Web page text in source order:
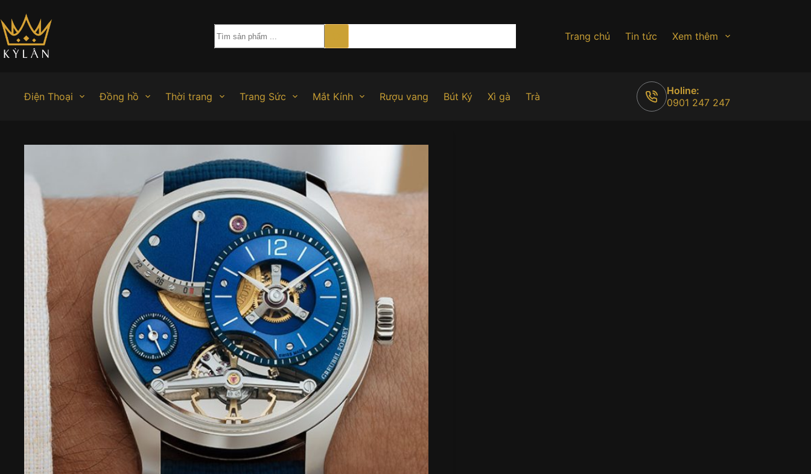
đến
phần
nội
dung
Trang chủ Tin tức Xem thêm
Điện Thoại Đồng hồ Thời trang Trang Sức Mắt Kính Rượu vang Bút Ký Xì gà Trà
Holine:
0901 247 247